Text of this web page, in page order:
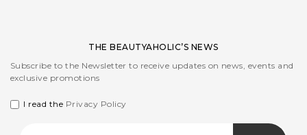
THE BEAUTYAHOLIC’S NEWS
Subscribe to the Newsletter to receive updates on news, events and
exclusive promotions
I read the Privacy Policy